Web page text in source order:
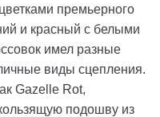
премьерного
и красный с белыми
имел разные
виды сцепления.
Gazelle Rot,
подошву из